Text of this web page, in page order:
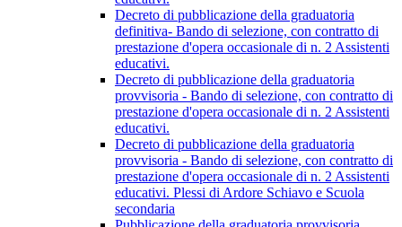
Decreto di pubblicazione della graduatoria
definitiva- Bando di selezione, con contratto di
prestazione d'opera occasionale di n. 2 Assistenti
educativi.
Decreto di pubblicazione della graduatoria
provvisoria - Bando di selezione, con contratto di
prestazione d'opera occasionale di n. 2 Assistenti
educativi.
Decreto di pubblicazione della graduatoria
provvisoria - Bando di selezione, con contratto di
prestazione d'opera occasionale di n. 2 Assistenti
educativi. Plessi di Ardore Schiavo e Scuola
secondaria